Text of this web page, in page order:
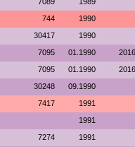
744 1990
30417 1990
7095 01.1990 2016
7095 01.1990 2016
30248 09.1990
7417 1991
1991
7274 1991